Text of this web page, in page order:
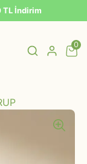
TL İndirim
0